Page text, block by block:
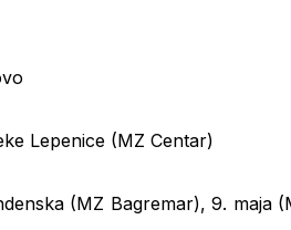
Lepenice (MZ Centar)
(MZ Bagremar), 9. maja